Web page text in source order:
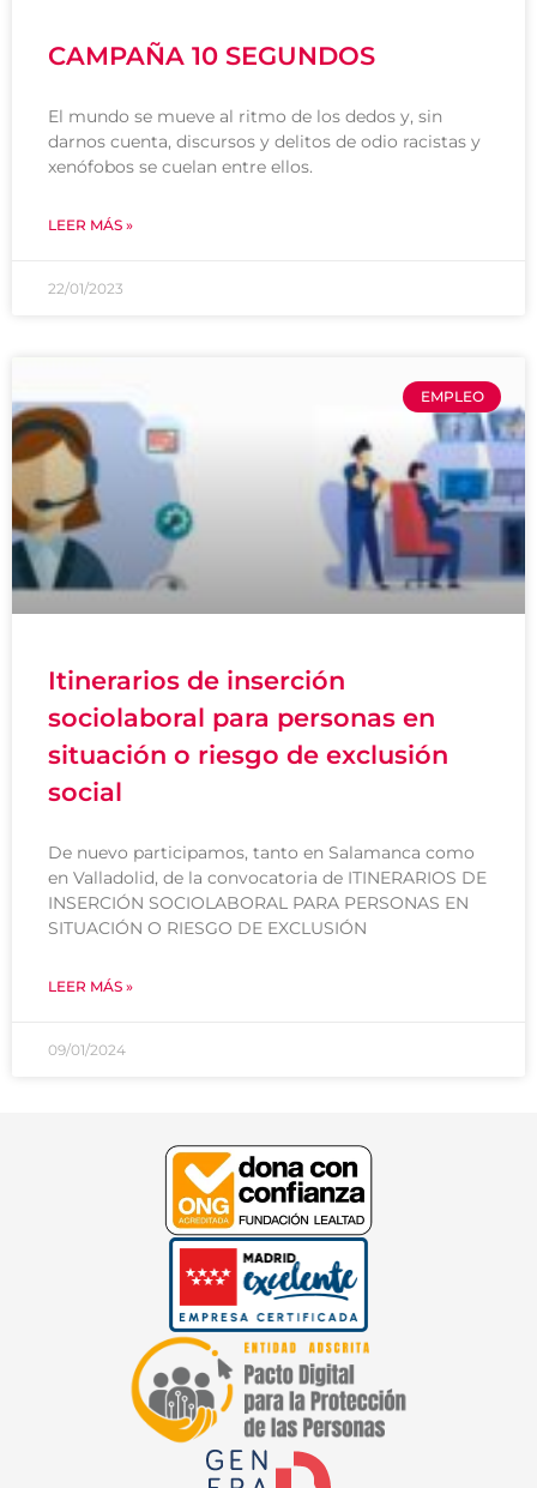
CAMPAÑA 10 SEGUNDOS
El mundo se mueve al ritmo de los dedos y, sin
darnos cuenta, discursos y delitos de odio racistas y
xenófobos se cuelan entre ellos.
LEER MÁS »
22/01/2023
EMPLEO
Itinerarios de inserción
sociolaboral para personas en
situación o riesgo de exclusión
social
De nuevo participamos, tanto en Salamanca como
en Valladolid, de la convocatoria de ITINERARIOS DE
INSERCIÓN SOCIOLABORAL PARA PERSONAS EN
SITUACIÓN O RIESGO DE EXCLUSIÓN
LEER MÁS »
09/01/2024